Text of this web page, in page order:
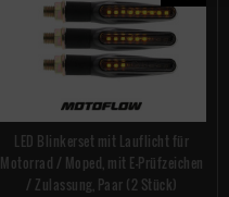
LED Blinkerset mit Lauflicht für
Motorrad / Moped, mit E-Prüfzeichen
/ Zulassung, Paar (2 Stück)